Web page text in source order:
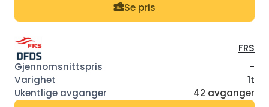
Se pris
FRS
-
1t
42 avganger